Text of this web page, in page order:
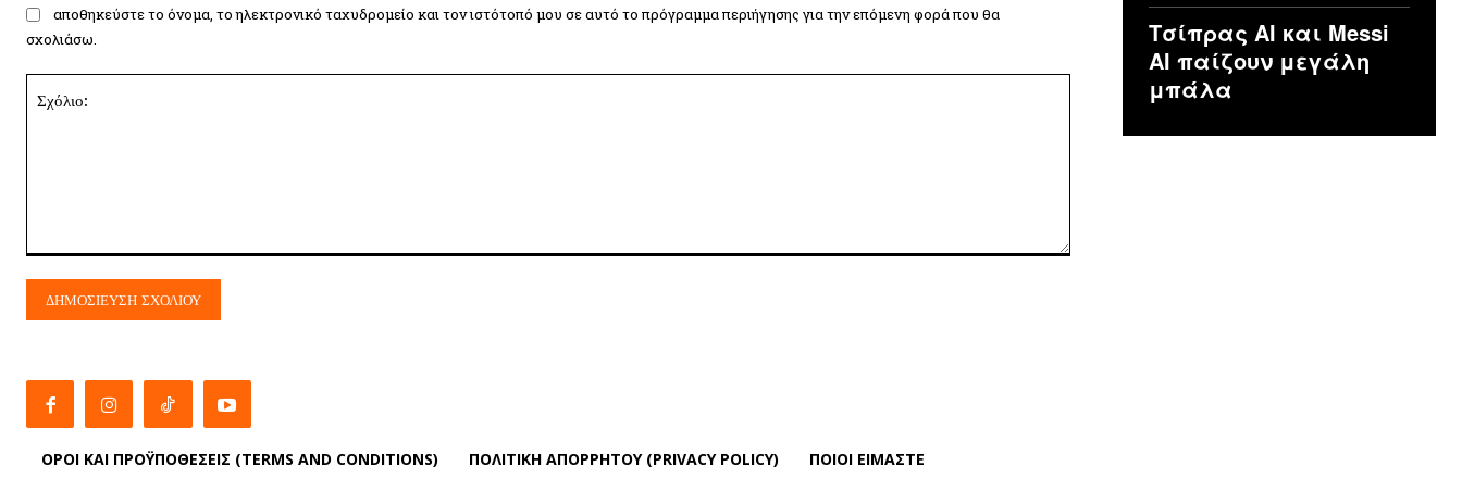
αποθηκεύστε το όνομα, το ηλεκτρονικό ταχυδρομείο και τον ιστότοπό μου σε αυτό το πρόγραμμα περιήγησης για την επόμενη φορά που θα
σχολιάσω.
ΌΡΟΙ ΚΑΙ ΠΡΟΫΠΟΘΈΣΕΙΣ (TERMS AND CONDITIONS) ΠΟΛΙΤΙΚΗ ΑΠΟΡΡΗΤΟΥ (PRIVACY POLICY) ΠΟΙΟΙ ΕΙΜΑΣΤΕ
Τσίπρας ΑΙ και Messi
AI παίζουν μεγάλη
μπάλα